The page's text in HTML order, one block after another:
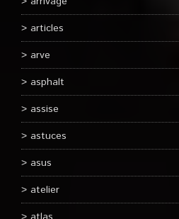
articles
arve
asphalt
assise
astuces
asus
atelier